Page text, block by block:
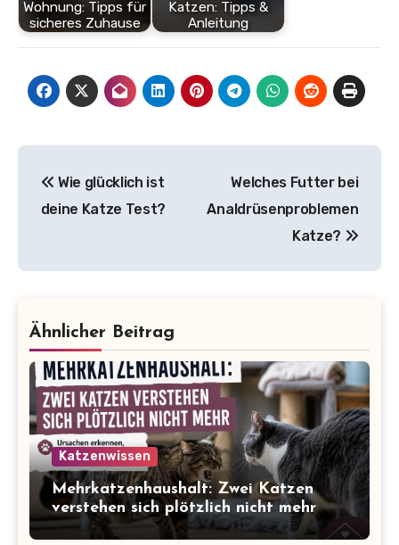
Wohnung: Tipps für
sicheres Zuhause
Katzen: Tipps &
Anleitung
Wie glücklich ist
deine Katze Test?
Welches Futter bei
Analdrüsenproblemen
Katze?
Ähnlicher Beitrag
Katzenwissen
Mehrkatzenhaushalt: Zwei Katzen
verstehen sich plötzlich nicht mehr